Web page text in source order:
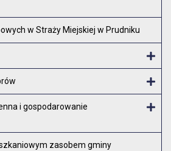
w Straży Miejskiej w Prudniku
i gospodarowanie
zasobem gminy